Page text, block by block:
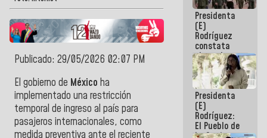
Publicado: 29/05/2026 02:07 PM
El gobierno de México ha
implementado una restricción
temporal de ingreso al país para
pasajeros internacionales, como
turístico
para La
Guaira
Presidenta
(E)
Rodríguez
constata
obras de
rehabilitación
de Escuela
Militar de
Mamo en La
Guaira
Presidenta
(E)
Rodríguez:
El Pueblo de